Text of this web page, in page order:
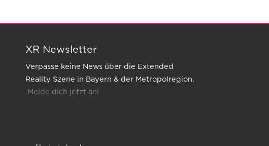
XR Newsletter
Verpasse keine News über die Extended
Reality Szene in Bayern & der Metropolregion.
Melde dich jetzt an!